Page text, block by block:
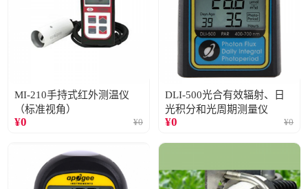
MI-210手持式红外测温仪
（标准视角）
¥0 ¥0
DLI-500光合有效辐射、日
光积分和光周期测量仪
¥0 ¥0